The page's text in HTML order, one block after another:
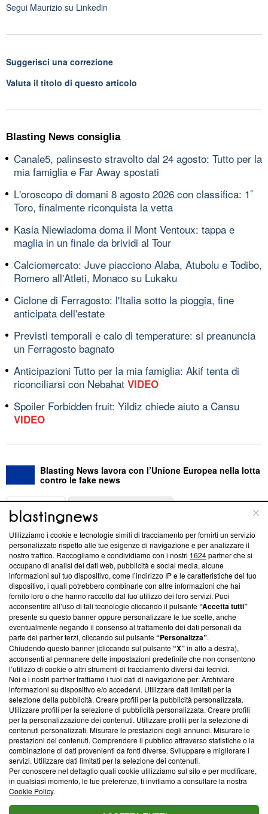
Segui Maurizio su Linkedin
Suggerisci una correzione
Valuta il titolo di questo articolo
Blasting News consiglia
Canale5, palinsesto stravolto dal 24 agosto: Tutto per la
mia famiglia e Far Away spostati
L'oroscopo di domani 8 agosto 2026 con classifica: 1ﾟ
Toro, finalmente riconquista la vetta
Kasia Niewiadoma doma il Mont Ventoux: tappa e
maglia in un finale da brividi al Tour
Calciomercato: Juve piacciono Alaba, Atubolu e Todibo,
Romero all'Atleti, Monaco su Lukaku
Ciclone di Ferragosto: l'Italia sotto la pioggia, fine
anticipata dell'estate
Previsti temporali e calo di temperature: si preanuncia
un Ferragosto bagnato
Anticipazioni Tutto per la mia famiglia: Akif tenta di
riconciliarsi con Nebahat VIDEO
Spoiler Forbidden fruit: Yildiz chiede aiuto a Cansu
VIDEO
Blasting News lavora con l’Unione Europea nella lotta
contro le fake news
ABOUT
Questa sezione offre informazioni trasparenti su Blasting
News, sui nostri processi editoriali e su come ci impegniamo a
creare news di qualità. Inoltre, afferma la nostra aderenza a
‘Trust Project - News with Integrity’Blasting News non è
ancora membro del programma, ma ha richiesto di farne
parte; Trust Project non ha ancora effettuato una verifica di
conformità agli standard.
Su di noi
Team editoriale
Corporate
Redazione
Informativa Privacy
Cookie Policy
Blasting SA, IDI CHE-247.845.224, Via Carlo Frasca, 3 - 6900
Lugano (Svizzera) Tel:+39 0690258937
© 2026 Blasting News
Utilizziamo i cookie e tecnologie simili di tracciamento per fornirti un servizio
personalizzato rispetto alle tue esigenze di navigazione e per analizzare il
nostro traffico. Raccogliamo e condividiamo con i nostri 1624partner che si
occupano di analisi dei dati web, pubblicità e social media, alcune
informazioni sul tuo dispositivo, come l’indirizzo IP e le caratteristiche del tuo
dispositivo, i quali potrebbero combinarle con altre informazioni che hai
fornito loro o che hanno raccolto dal tuo utilizzo dei loro servizi. Puoi
acconsentire all’uso di tali tecnologie cliccando il pulsante“Accetta tutti”
presente su questo banner oppure personalizzare le tue scelte, anche
eventualmente negando il consenso al trattamento dei dati personali da
parte dei partner terzi, cliccando sul pulsante“Personalizza”.
Chiudendo questo banner (cliccando sul pulsante“X”in alto a destra),
acconsenti al permanere delle impostazioni predefinite che non consentono
l’utilizzo di cookie o altri strumenti di tracciamento diversi dai tecnici.
Noi e i nostri partner trattiamo i tuoi dati di navigazione per: Archiviare
informazioni su dispositivo e/o accedervi. Utilizzare dati limitati per la
selezione della pubblicità. Creare profili per la pubblicità personalizzata.
Utilizzare profili per la selezione di pubblicità personalizzata. Creare profili
per la personalizzazione dei contenuti. Utilizzare profili per la selezione di
contenuti personalizzati. Misurare le prestazioni degli annunci. Misurare le
prestazioni dei contenuti. Comprendere il pubblico attraverso statistiche o la
combinazione di dati provenienti da fonti diverse. Sviluppare e migliorare i
servizi. Utilizzare dati limitati per la selezione dei contenuti.
Per conoscere nel dettaglio quali cookie utilizziamo sul sito e per modificare,
in qualsiasi momento, le tue preferenze, ti invitiamo a consultare la nostra
Cookie Policy.